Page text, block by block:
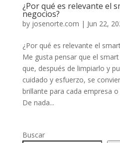
¿Por qué es relevante el
negocios?
by josenorte.com | Jun 22,
¿Por qué es relevante el
Me gusta pensar que el
que, después de limpiarlo y
cuidado y esfuerzo, se
brillante para cada empresa
De nada...
Buscar